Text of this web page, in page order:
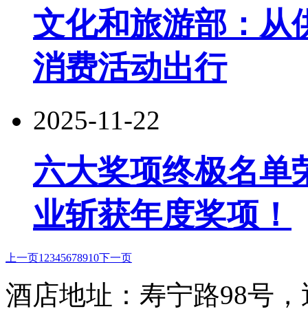
文化和旅游部：从
消费活动出行
2025-11-22
六大奖项终极名单
业斩获年度奖项！
上一页1 2345678910下一页
酒店地址：寿宁路98号